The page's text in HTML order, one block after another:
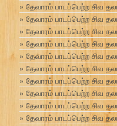
தேவாரம் பாடப்பெற்ற சிவ
தேவாரம் பாடப்பெற்ற சிவ
தேவாரம் பாடப்பெற்ற சிவ
தேவாரம் பாடப்பெற்ற சிவ
தேவாரம் பாடப்பெற்ற சிவ
தேவாரம் பாடப்பெற்ற சிவ
தேவாரம் பாடப்பெற்ற சிவ
தேவாரம் பாடப்பெற்ற சிவ
தேவாரம் பாடப்பெற்ற சிவ
தேவாரம் பாடப்பெற்ற சிவ